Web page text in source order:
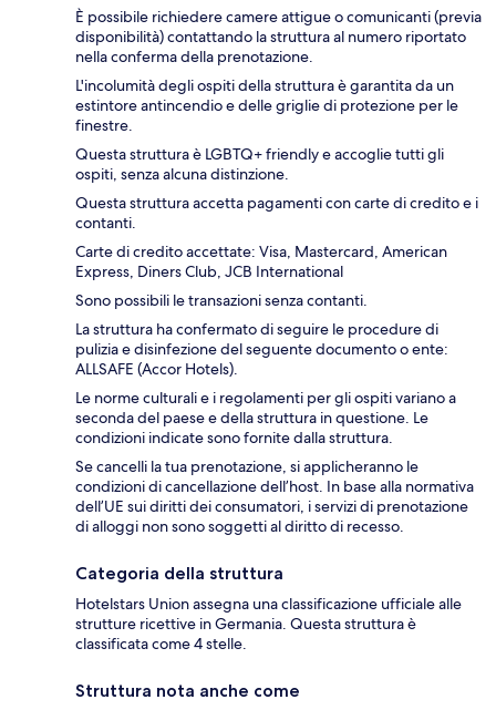
È possibile richiedere camere attigue o comunicanti (previa
disponibilità) contattando la struttura al numero riportato
nella conferma della prenotazione.
L'incolumità degli ospiti della struttura è garantita da un
estintore antincendio e delle griglie di protezione per le
finestre.
Questa struttura è LGBTQ+ friendly e accoglie tutti gli
ospiti, senza alcuna distinzione.
Questa struttura accetta pagamenti con carte di credito e i
contanti.
Carte di credito accettate: Visa, Mastercard, American
Express, Diners Club, JCB International
Sono possibili le transazioni senza contanti.
La struttura ha confermato di seguire le procedure di
pulizia e disinfezione del seguente documento o ente:
ALLSAFE (Accor Hotels).
Le norme culturali e i regolamenti per gli ospiti variano a
seconda del paese e della struttura in questione. Le
condizioni indicate sono fornite dalla struttura.
Se cancelli la tua prenotazione, si applicheranno le
condizioni di cancellazione dell’host. In base alla normativa
dell’UE sui diritti dei consumatori, i servizi di prenotazione
di alloggi non sono soggetti al diritto di recesso.
Categoria della struttura
Hotelstars Union assegna una classificazione ufficiale alle
strutture ricettive in Germania. Questa struttura è
classificata come 4 stelle.
Struttura nota anche come